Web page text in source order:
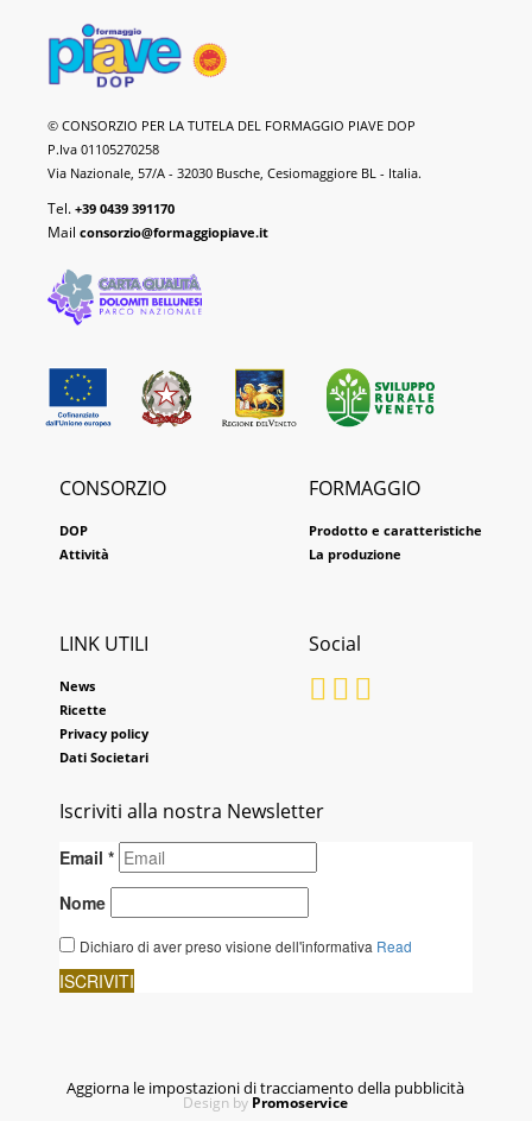
Formaggio
Piave
DOP
© CONSORZIO PER LA TUTELA DEL FORMAGGIO PIAVE DOP
P.Iva 01105270258
Via Nazionale, 57/A - 32030 Busche, Cesiomaggiore BL - Italia.
Tel. +39 0439 391170
Mail consorzio@formaggiopiave.it
CONSORZIO
DOP
Attività
FORMAGGIO
Prodotto e caratteristiche
La produzione
Social
LINK UTILI
News
Ricette
Privacy policy
Dati Societari
Iscriviti alla nostra Newsletter
Aggiorna le impostazioni di tracciamento della pubblicità
Design by Promoservice